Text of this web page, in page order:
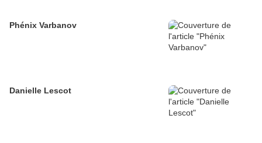
Phénix Varbanov
Danielle Lescot